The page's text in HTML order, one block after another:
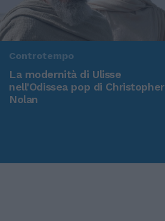
Controtempo
La modernità di Ulisse
nell'Odissea pop di Christopher
Nolan